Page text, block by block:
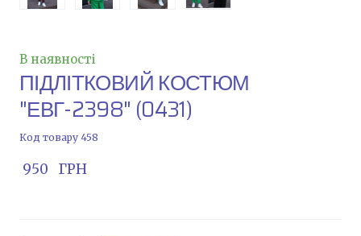
В наявності
ПІДЛІТКОВИЙ КОСТЮМ
"ЕВГ-2398" (0431)
Код товару 458
950   ГРН